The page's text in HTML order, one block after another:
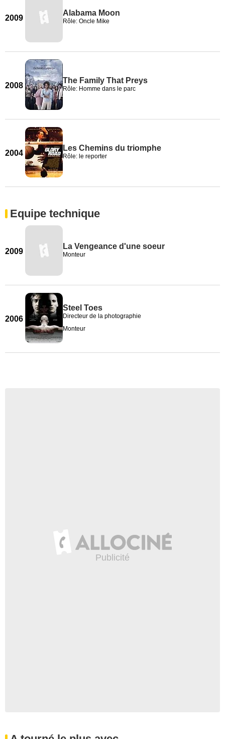
2009
Alabama Moon
Rôle: Oncle Mike
2008
The Family That Preys
Rôle: Homme dans le parc
2004
Les Chemins du triomphe
Rôle: le reporter
Equipe technique
2009
La Vengeance d'une soeur
Monteur
2006
Steel Toes
Directeur de la photographie
Monteur